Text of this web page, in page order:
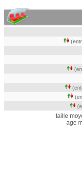
taille
age